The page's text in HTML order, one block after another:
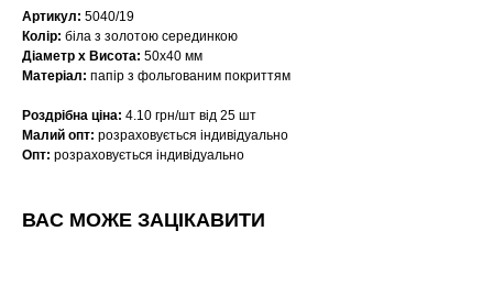
Артикул: 5040/19
Колір: біла з золотою серединкою
Діаметр х Висота: 50х40 мм
Матеріал: папір з фольгованим покриттям
Роздрібна ціна: 4.10 грн/шт від 25 шт
Малий опт: розраховується індивідуально
Опт: розраховується індивідуально
ВАС МОЖЕ ЗАЦІКАВИТИ